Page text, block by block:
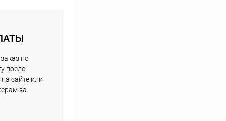
по
после
сайте или
за